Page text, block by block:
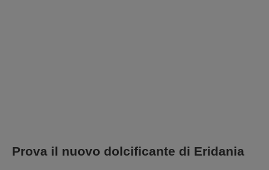
Prova il nuovo dolcificante di Eridania